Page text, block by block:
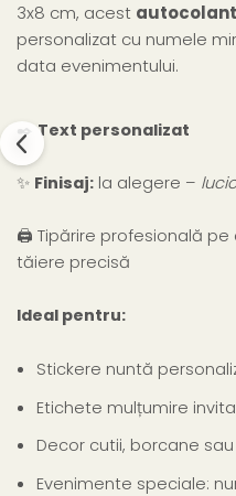
3x8 cm, acest
personalizat cu numele
data evenimentului.
✒️ Text personalizat
✨ Finisaj: la alegere –
🖨️ Tipărire profesională
tăiere precisă
Ideal pentru:
Stickere nuntă
Etichete mulțumire
Decor cutii, borcane
Evenimente speciale: